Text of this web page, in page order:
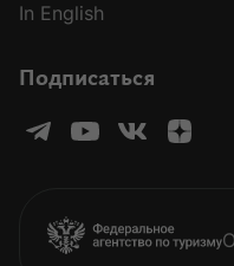
In English
Подписаться